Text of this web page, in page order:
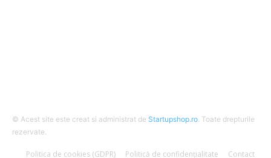
© Acest site este creat si administrat de Startupshop.ro . Toate drepturile
rezervate.
Politica de cookies (GDPR) Politică de confidențialitate Contact